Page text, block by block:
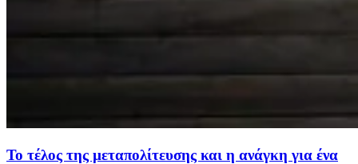
Το τέλος της µεταπολίτευσης και η ανάγκη για ένα